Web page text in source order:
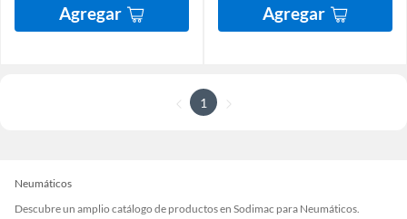
Agregar Agregar
1
Neumáticos
Descubre un amplio catálogo de productos en Sodimac para Neumáticos.